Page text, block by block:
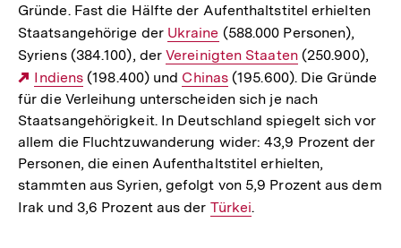
Gründe. Fast die Hälfte der Aufenthaltstitel erhielten
Staatsangehörige der Interner
Link:
Ukraine (588.000 Personen),
Syriens (384.100), derInterner
Link:
Vereinigten Staaten(250.900),
Externer
Link:
Indiens (198.400) und Interner
Link:
Chinas(195.600). Die Gründe
für die Verleihung unterscheiden sich je nach
Staatsangehörigkeit. In Deutschland spiegelt sich vor
allem die Fluchtzuwanderung wider: 43,9 Prozent der
Personen, die einen Aufenthaltstitel erhielten,
stammten aus Syrien, gefolgt von 5,9 Prozent aus dem
Irak und 3,6 Prozent aus der Interner
Türkei.